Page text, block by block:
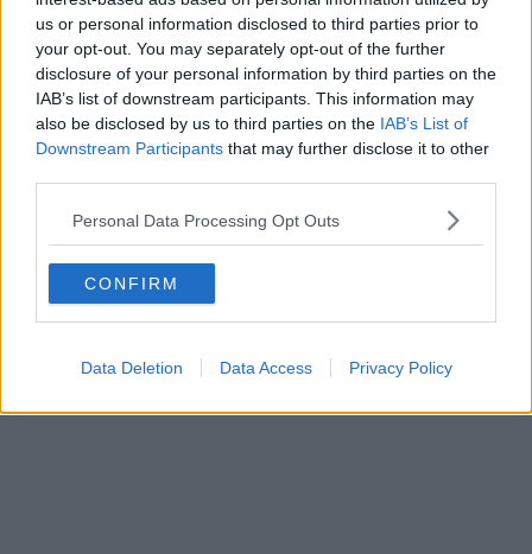
us or personal information disclosed to third parties prior to
your opt-out. You may separately opt-out of the further
disclosure of your personal information by third parties on the
IAB’s list of downstream participants. This information may
also be disclosed by us to third parties on the IAB’s List of
Downstream Participants that may further disclose it to other
Personal Data Processing Opt Outs
CONFIRM
Data Deletion Data Access Privacy Policy